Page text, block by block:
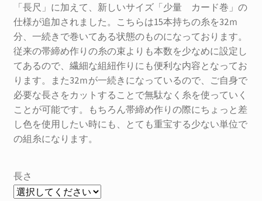
帯:
¥990
–
¥3,410
「長尺」に加えて、新しいサイズ「少量 カード巻」の
仕様が追加されました。こちらは15本持ちの糸を32ｍ
分、一続きで巻いてある状態のものになっております。
従来の帯締め作りの糸の束よりも本数を少なめに設定し
てあるので、繊細な組紐作りにも便利な内容となってお
ります。また32ｍが一続きになっているので、ご自身で
必要な長さをカットすることで無駄なく糸を使っていく
ことが可能です。もちろん帯締め作りの際にちょっと差
し色を使用したい時にも、とても重宝する少ない単位で
の組糸になります。
長さ